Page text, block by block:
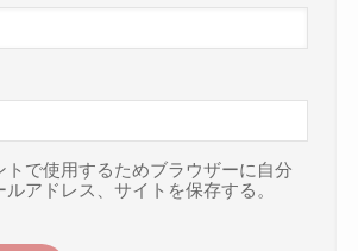
トで使用するためブラウザーに自分
アドレス、サイトを保存する。